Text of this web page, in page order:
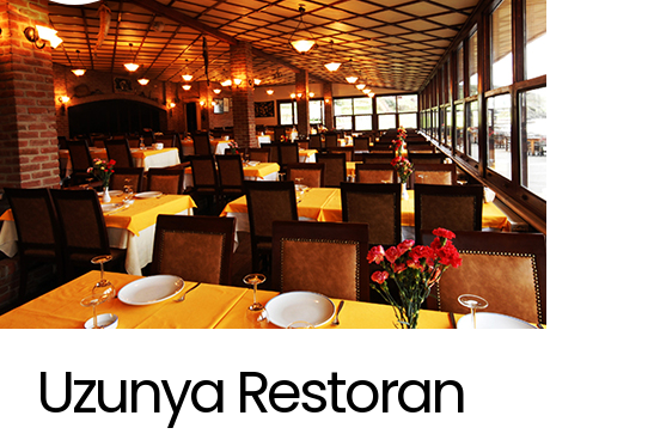
Uzunya Restoran